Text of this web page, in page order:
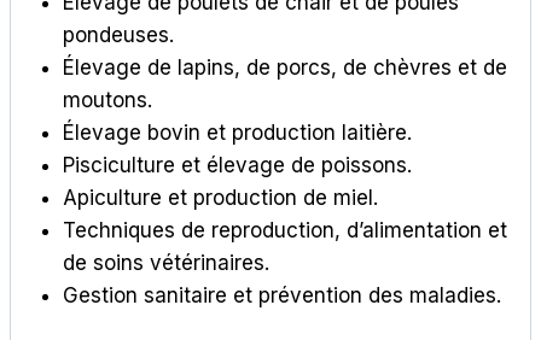
pondeuses.
Élevage de lapins, de porcs, de chèvres et de
moutons.
Élevage bovin et production laitière.
Pisciculture et élevage de poissons.
Apiculture et production de miel.
Techniques de reproduction, d’alimentation et
de soins vétérinaires.
Gestion sanitaire et prévention des maladies.